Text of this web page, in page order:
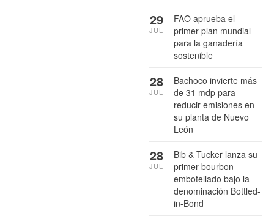
FAO aprueba el
primer plan mundial
para la ganadería
sostenible
29
JUL
Bachoco invierte más
de 31 mdp para
reducir emisiones en
su planta de Nuevo
León
28
JUL
Bib & Tucker lanza su
primer bourbon
embotellado bajo la
denominación Bottled-
in-Bond
28
JUL